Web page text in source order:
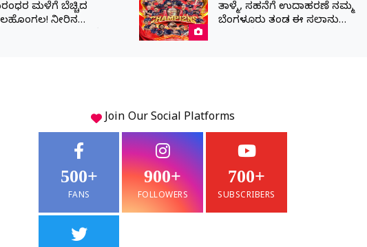
ಮಳೆಗೆ ಬೆಚ್ಚಿದ
ನೀರಿನ
ತಾಳ್ಮೆ, ಸಹನೆಗೆ ಉದಾಹರಣೆ ನಮ್ಮ
ಬೆಂಗಳೂರು ತಂಡ ಈ ಸಲಾನು
Join OurSocial Platforms
500+
FANS
900+
FOLLOWERS
700+
SUBSCRIBERS